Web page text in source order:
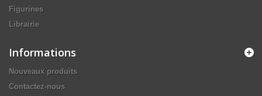
Figurines
Librairie
Informations
Nouveaux produits
Contactez-nous